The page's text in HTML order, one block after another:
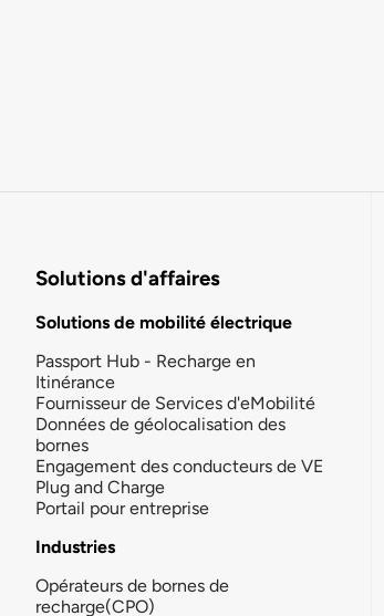
Solutions d'affaires
Solutions de mobilité électrique
Passport Hub - Recharge en
Itinérance
Fournisseur de Services d'eMobilité
Données de géolocalisation des
bornes
Engagement des conducteurs de VE
Plug and Charge
Portail pour entreprise
Industries
Opérateurs de bornes de
recharge(CPO)